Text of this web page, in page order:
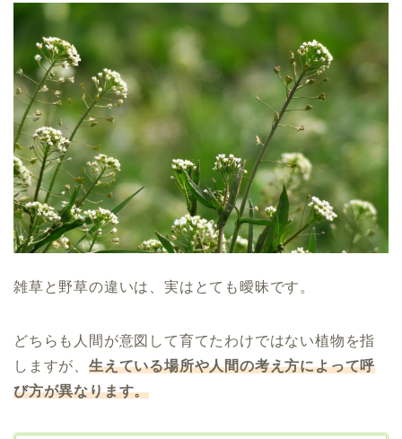
雑草と野草の違いは、実はとても曖昧です。
どちらも人間が意図して育てたわけではない植物を指
しますが、 生えている場所や人間の考え方によって呼
び方が異なります。